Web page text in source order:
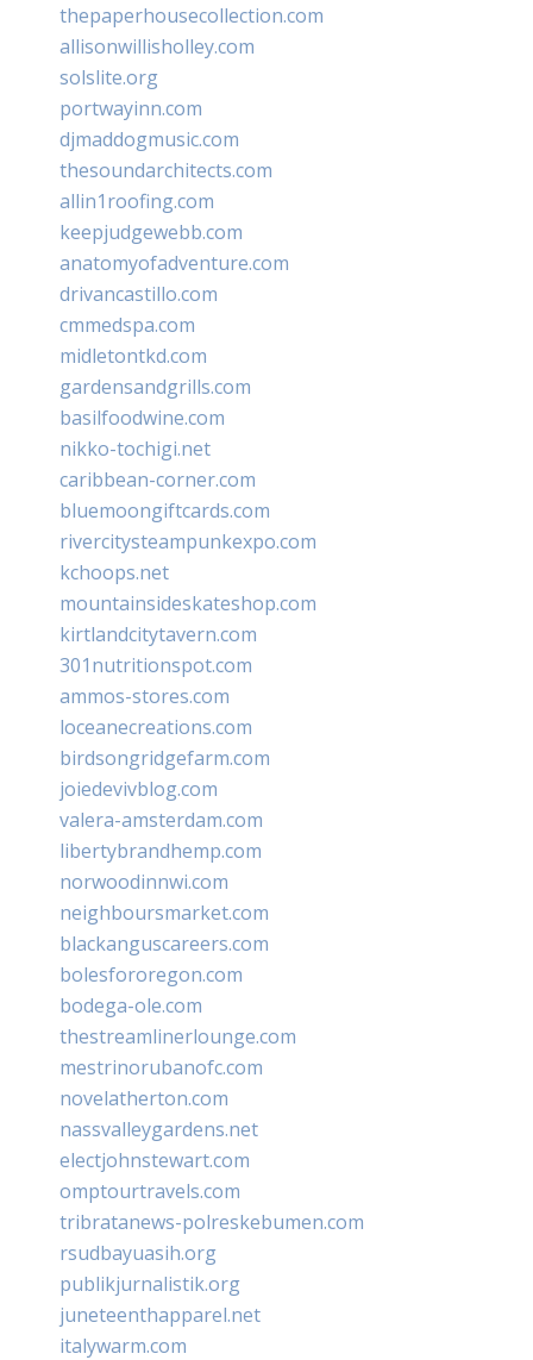
thepaperhousecollection.com
allisonwillisholley.com
solslite.org
portwayinn.com
djmaddogmusic.com
thesoundarchitects.com
allin1roofing.com
keepjudgewebb.com
anatomyofadventure.com
drivancastillo.com
cmmedspa.com
midletontkd.com
gardensandgrills.com
basilfoodwine.com
nikko-tochigi.net
caribbean-corner.com
bluemoongiftcards.com
rivercitysteampunkexpo.com
kchoops.net
mountainsideskateshop.com
kirtlandcitytavern.com
301nutritionspot.com
ammos-stores.com
loceanecreations.com
birdsongridgefarm.com
joiedevivblog.com
valera-amsterdam.com
libertybrandhemp.com
norwoodinnwi.com
neighboursmarket.com
blackanguscareers.com
bolesfororegon.com
bodega-ole.com
thestreamlinerlounge.com
mestrinorubanofc.com
novelatherton.com
nassvalleygardens.net
electjohnstewart.com
omptourtravels.com
tribratanews-polreskebumen.com
rsudbayuasih.org
publikjurnalistik.org
juneteenthapparel.net
italywarm.com